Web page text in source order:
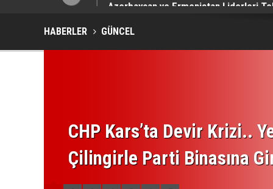
HABERLER GÜNCEL
CHP Kars’ta Devir Krizi..
Çilingirle Parti Binasına